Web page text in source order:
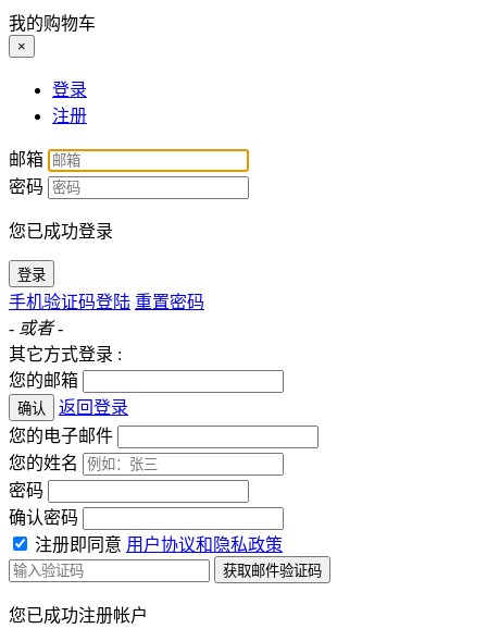
我的购物车
×
登录
注册
邮箱
密码
您已成功登录
登录
手机验证码登陆 重置密码
- 或者 -
其它方式登录 :
您的邮箱
确认
返回登录
您的电子邮件
您的姓名
密码
确认密码
注册即同意 用户协议和隐私政策
获取邮件验证码
您已成功注册帐户